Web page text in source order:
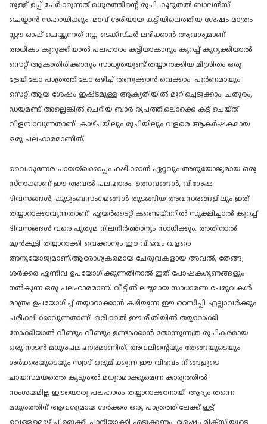
നുള്ള് ഉപ്പ് ചേർക്കുന്നത് മധുരത്തിന്റെ രുചി കൂടുതൽ ബാലൻസ്
ചെയ്യാൻ സഹായിക്കും. മാവ് ശരിയായ കട്ടിയിലെത്തിയ ശേഷം മാത്രം
സ്റ്റൗ ഓഫ് ചെയ്യുന്നത് നല്ല ടെക്സ്ചർ ലഭിക്കാൻ ആവശ്യമാണ്.
അധികം കുറുക്കിയാൽ പലഹാരം കട്ടിയാകാനും കുറച്ച് കുറുക്കിയാൽ
സെറ്റ് ആകാതിരിക്കാനും സാധ്യതയുണ്ട്.തയ്യാറാക്കിയ മിശ്രിതം ഒരു
ട്രേയിലോ പാത്രത്തിലോ ഒഴിച്ച് തണുക്കാൻ വെക്കാം. പൂർണമായും
സെറ്റ് ആയ ശേഷം ഇഷ്ടമുള്ള ആകൃതിയിൽ മുറിച്ചെടുക്കാം. ചതുരം,
ഡയമണ്ട് അല്ലെങ്കിൽ ചെറിയ ബാർ രൂപത്തിലൊക്കെ കട്ട് ചെയ്ത്
വിളമ്പാവുന്നതാണ്. കാഴ്ചയിലും രുചിയിലും വളരെ ആകർഷകമായ
ഒരു പലഹാരമാണിത്.
വൈകുന്നേര ചായയ്ക്കൊപ്പം കഴിക്കാൻ ഏറ്റവും അനുയോജ്യമായ ഒരു
സ്നാക്കാണ് ഈ അവൽ പലഹാരം. ഉത്സവങ്ങൾ, വിശേഷ
ദിവസങ്ങൾ, കുടുംബസംഗമങ്ങൾ തുടങ്ങിയ അവസരങ്ങളിലും ഇത്
തയ്യാറാക്കാവുന്നതാണ്. എയർടൈറ്റ് കണ്ടെയ്നറിൽ സൂക്ഷിച്ചാൽ കുറച്ച്
ദിവസങ്ങൾ വരെ പുതുമ നിലനിർത്താനും സാധിക്കും. അതിനാൽ
മുൻകൂട്ടി തയ്യാറാക്കി വെക്കാനും ഈ വിഭവം വളരെ
അനുയോജ്യമാണ്.ആരോഗ്യകരമായ ചേരുവകളായ അവൽ, തേങ്ങ,
ശർക്കര എന്നിവ ഉപയോഗിക്കുന്നതിനാൽ ഇത് പോഷകഗുണങ്ങളും
നൽകുന്ന ഒരു പലഹാരമാണ്. വീട്ടിൽ ലഭ്യമായ സാധാരണ ചേരുവകൾ
മാത്രം ഉപയോഗിച്ച് തയ്യാറാക്കാൻ കഴിയുന്ന ഈ റെസിപ്പി എല്ലാവർക്കും
പരീക്ഷിക്കാവുന്നതാണ്. ഒരിക്കൽ ഈ രീതിയിൽ തയ്യാറാക്കി
നോക്കിയാൽ വീണ്ടും വീണ്ടും ഉണ്ടാക്കാൻ തോന്നുന്നത്ര രുചികരമായ
ഒരു നാടൻ മധുരപലഹാരമാണിത്. അവലിന്റെയും തേങ്ങയുടെയും
ശർക്കരയുടെയും സ്വാദ് ഒരുമിക്കുന്ന ഈ വിഭവം നിങ്ങളുടെ
ചായസമയത്തെ കൂടുതൽ മധുരമാക്കുമെന്ന കാര്യത്തിൽ
സംശയമില്ല.ഈയൊരു പലഹാരം തയ്യാറാക്കാനായി ആദ്യം തന്നെ
മധുരത്തിന് ആവശ്യമായ ശർക്കര ഒരു പാത്രത്തിലേക്ക് ഇട്ട്